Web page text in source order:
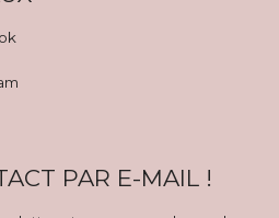
PAR E-MAIL !